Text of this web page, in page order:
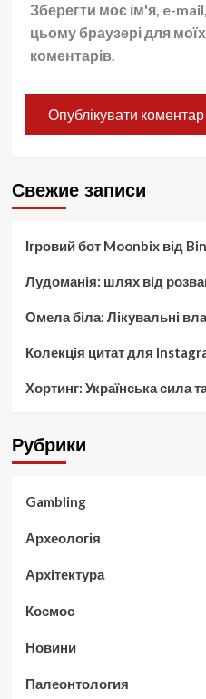
Зберегти моє ім'я, e-
цьому браузері для
коментарів.
Свежие записи
Ігровий бот Moonbix від
Лудоманія: шлях від
Омела біла: Лікувальні
Колекція цитат для
Хортинг: Українська сила
Рубрики
Gambling
Археологія
Архітектура
Космос
Новини
Палеонтология